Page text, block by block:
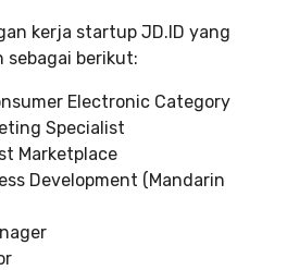
kerja startup JD.ID yang
sebagai berikut:
Electronic Category
Specialist
Marketplace
Development (Mandarin